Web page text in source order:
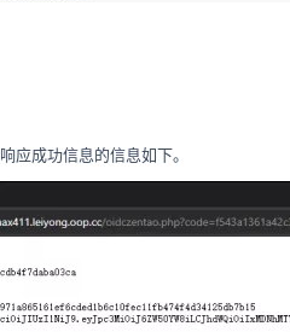
应成功信息的信息如下。